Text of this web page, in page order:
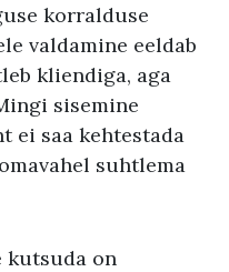
korralduse
valdamine eeldab
kliendiga, aga
sisemine
ei saa kehtestada
suhtlema
kutsuda on